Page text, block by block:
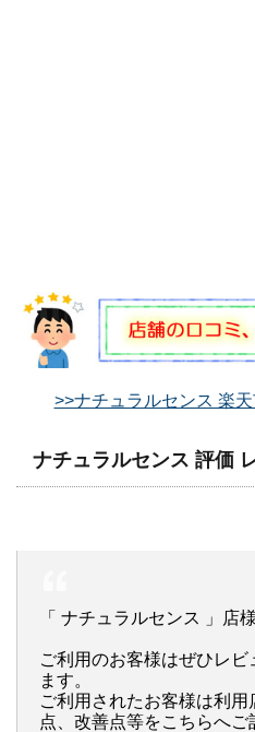
>>ナチュラルセンス 楽
ナチュラルセンス 評価
「 ナチュラルセンス 」店
ご利用のお客様はぜひレ
ます。
ご利用されたお客様は利
点、改善点等をこちらへ